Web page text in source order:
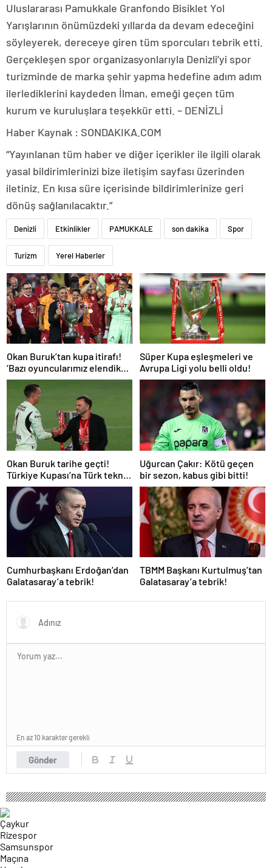
Uluslararası Pamukkale Granfondo Bisiklet Yol
Yarışlarının önümüzdeki yıllarda da devam edeceğini
söyleyerek, dereceye giren tüm sporcuları tebrik etti.
Gerçekleşen spor organizasyonlarıyla Denizli’yi spor
turizminde de marka şehir yapma hedefine adım adım
ilerlediklerini kaydeden İlman, emeği geçen tüm
kurum ve kuruluşlara teşekkür etti. – DENİZLİ
Haber Kaynak : SONDAKIKA.COM
“Yayınlanan tüm haber ve diğer içerikler ile ilgili olarak
yasal bildirimlerinizi bize iletişim sayfası üzerinden
iletiniz. En kısa süre içerisinde bildirimlerinize geri
dönüş sağlanılacaktır.”
Denizli Etkinlikler PAMUKKALE son dakika Spor
Turizm Yerel Haberler
Okan Buruk’tan kupa itirafı!
‘Bazı oyuncularımız elendik
diye düşündü’
Süper Kupa eşleşmeleri ve
Avrupa Ligi yolu belli oldu!
Okan Buruk tarihe geçti!
Türkiye Kupası’na Türk teknik
adam damgası
Uğurcan Çakır: Kötü geçen
bir sezon, kabus gibi bitti!
Cumhurbaşkanı Erdoğan’dan
Galatasaray’a tebrik!
TBMM Başkanı Kurtulmuş’tan
Galatasaray’a tebrik!
Gönder
En az 10 karakter gerekli